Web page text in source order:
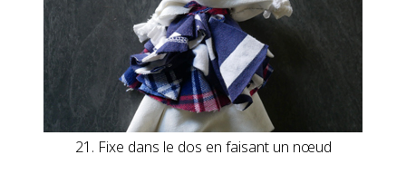
21. Fixe dans le dos en faisant un nœud